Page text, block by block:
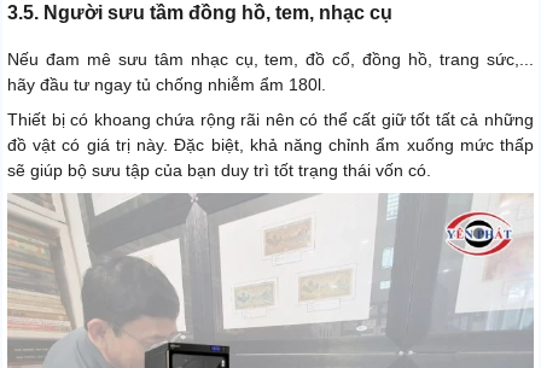
3.5. Người sưu tầm đồng hồ, tem, nhạc cụ
Nếu đam mê sưu tâm nhạc cụ, tem, đồ cổ, đồng hồ, trang sức,...
hãy đầu tư ngay tủ chống nhiễm ẩm 180l.
Thiết bị có khoang chứa rộng rãi nên có thể cất giữ tốt tất cả những
đồ vật có giá trị này. Đặc biệt, khả năng chỉnh ẩm xuống mức thấp
sẽ giúp bộ sưu tập của bạn duy trì tốt trạng thái vốn có.